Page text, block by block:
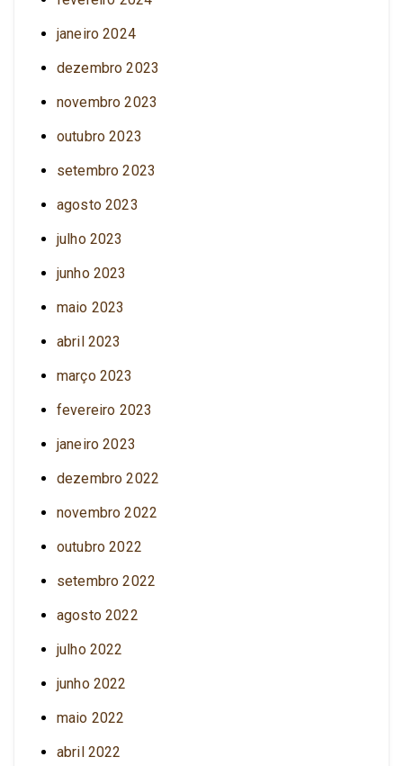
janeiro 2024
dezembro 2023
novembro 2023
outubro 2023
setembro 2023
agosto 2023
julho 2023
junho 2023
maio 2023
abril 2023
março 2023
fevereiro 2023
janeiro 2023
dezembro 2022
novembro 2022
outubro 2022
setembro 2022
agosto 2022
julho 2022
junho 2022
maio 2022
abril 2022